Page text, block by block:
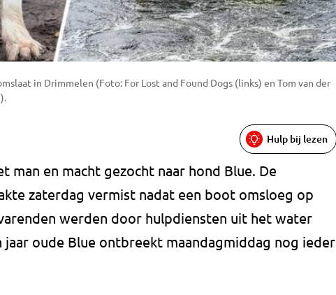
in Drimmelen (Foto: For Lost and Found Dogs (links) en Tom van der
Hulp bij lezen
man en macht gezocht naar hond Blue. De
zaterdag vermist nadat een boot omsloeg op
werden door hulpdiensten uit het water
jaar oude Blue ontbreekt maandagmiddag nog ieder